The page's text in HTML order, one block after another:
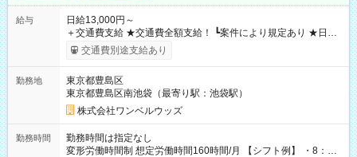
給与
日給13,000円～
＋交通費支給 ★交通費全額支給！ ┗案件により規定あり ★日払
いOK！（規定あり） ┗働いたその日に現金GET♪ お仕事後はコ
ンビニATMから 日払い分を引き落とせます！ 【試用期間】試
交通費別途支給あり
勤務地
東京都豊島区
東京都豊島区南池袋（最寄り駅：池袋駅）
株式会社ワンベルウッズ
勤務時間
勤務時間は指定なし
変形労働時間制 想定労働時間160時間/月 【シフト例】 ・8：00